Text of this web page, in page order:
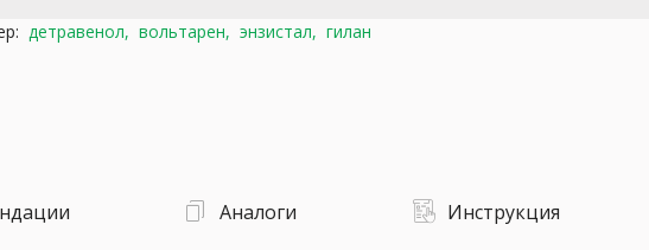
детравенол, вольтарен, энзистал, гилан
Аналоги Инструкция